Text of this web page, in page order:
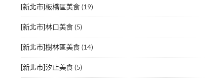
[新北市]板橋區美食(19)
[新北市]林口美食(5)
[新北市]樹林區美食(14)
[新北市]汐止美食(5)